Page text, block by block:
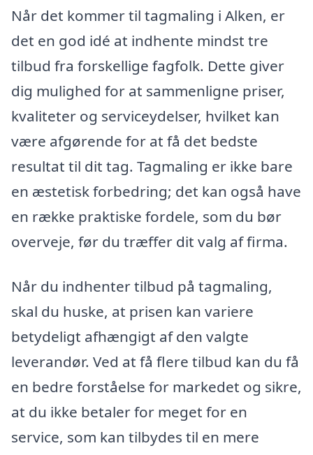
Når det kommer til tagmaling i Alken, er
det en god idé at indhente mindst tre
tilbud fra forskellige fagfolk. Dette giver
dig mulighed for at sammenligne priser,
kvaliteter og serviceydelser, hvilket kan
være afgørende for at få det bedste
resultat til dit tag. Tagmaling er ikke bare
en æstetisk forbedring; det kan også have
en række praktiske fordele, som du bør
overveje, før du træffer dit valg af firma.
Når du indhenter tilbud på tagmaling,
skal du huske, at prisen kan variere
betydeligt afhængigt af den valgte
leverandør. Ved at få flere tilbud kan du få
en bedre forståelse for markedet og sikre,
at du ikke betaler for meget for en
service, som kan tilbydes til en mere